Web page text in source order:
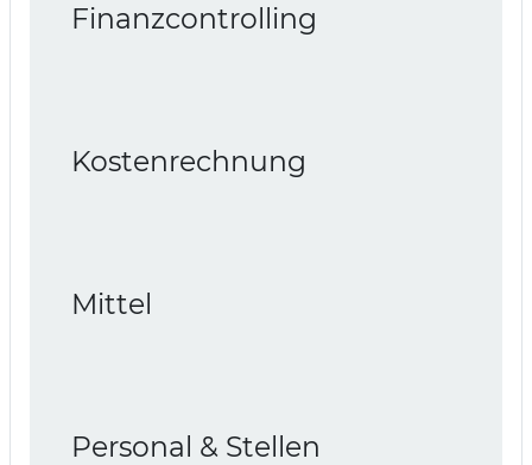
Finanzcontrolling
Kostenrechnung
Mittel
Personal & Stellen